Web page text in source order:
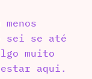
sei se até
muito
estar aqui.